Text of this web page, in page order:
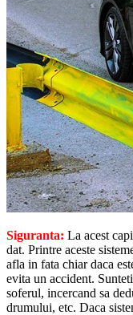
Siguranta: La acest
dat. Printre aceste
afla in fata chiar daca
evita un accident.
soferul, incercand sa
drumului, etc. Daca